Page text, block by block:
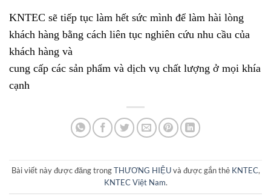
KNTEC sẽ tiếp tục làm hết sức mình để làm hài lòng
khách hàng bằng cách liên tục nghiên cứu nhu cầu của
khách hàng và
cung cấp các sản phẩm và dịch vụ chất lượng ở mọi khía
cạnh
Bài viết này được đăng trongTHƯƠNG HIỆUvà được gắn thẻ KNTEC,
KNTEC Việt Nam.